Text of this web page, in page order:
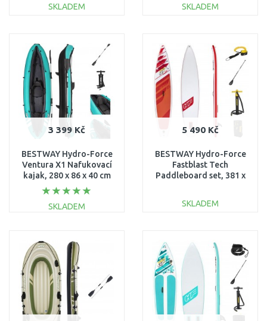
SKLADEM
Porovnat
SKLADEM
Porovnat
3 399 Kč
BESTWAY Hydro-Force
Ventura X1 Nafukovací
kajak, 280 x 86 x 40 cm
65118
SKLADEM
Porovnat
5 490 Kč
BESTWAY Hydro-Force
Fastblast Tech
Paddleboard set, 381 x
SKLADEM
Porovnat